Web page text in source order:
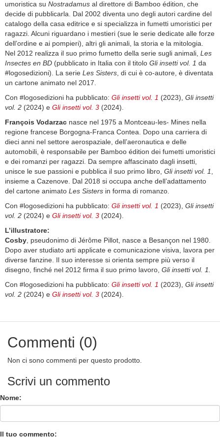
umoristica su Nostradamus al direttore di Bamboo édition, che
decide di pubblicarla. Dal 2002 diventa uno degli autori cardine del
catalogo della casa editrice e si specializza in fumetti umoristici per
ragazzi. Alcuni riguardano i mestieri (sue le serie dedicate alle forze
dell’ordine e ai pompieri), altri gli animali, la storia e la mitologia.
Nel 2012 realizza il suo primo fumetto della serie sugli animali, Les
Insectes en BD (pubblicato in Italia con il titolo Gli insetti vol. 1 da
#logosedizioni). La serie Les Sisters, di cui è co-autore, è diventata
un cartone animato nel 2017.
Con #logosedizioni ha pubblicato: Gli insetti vol. 1 (2023), Gli insetti
vol. 2 (2024) e Gli insetti vol. 3 (2024).
François Vodarzac nasce nel 1975 a Montceau-les- Mines nella
regione francese Borgogna-Franca Contea. Dopo una carriera di
dieci anni nel settore aerospaziale, dell’aeronautica e delle
automobili, è responsabile per Bamboo édition dei fumetti umoristici
e dei romanzi per ragazzi. Da sempre affascinato dagli insetti,
unisce le sue passioni e pubblica il suo primo libro, Gli insetti vol. 1,
insieme a Cazenove. Dal 2018 si occupa anche dell’adattamento
del cartone animato Les Sisters in forma di romanzo.
Con #logosedizioni ha pubblicato: Gli insetti vol. 1 (2023), Gli insetti
vol. 2 (2024) e Gli insetti vol. 3 (2024).
L’illustratore:
Cosby, pseudonimo di Jérôme Pillot, nasce a Besançon nel 1980.
Dopo aver studiato arti applicate e comunicazione visiva, lavora per
diverse fanzine. Il suo interesse si orienta sempre più verso il
disegno, finché nel 2012 firma il suo primo lavoro, Gli insetti vol. 1.
Con #logosedizioni ha pubblicato: Gli insetti vol. 1 (2023), Gli insetti
vol. 2 (2024) e Gli insetti vol. 3 (2024).
Commenti (0)
Non ci sono commenti per questo prodotto.
Scrivi un commento
Nome:
Il tuo commento: